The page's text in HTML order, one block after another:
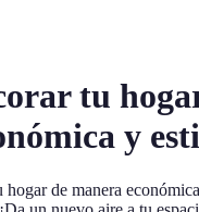
tu
y
de manera